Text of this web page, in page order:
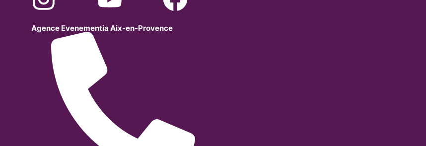
Agence Evenementia Aix-en-Provence